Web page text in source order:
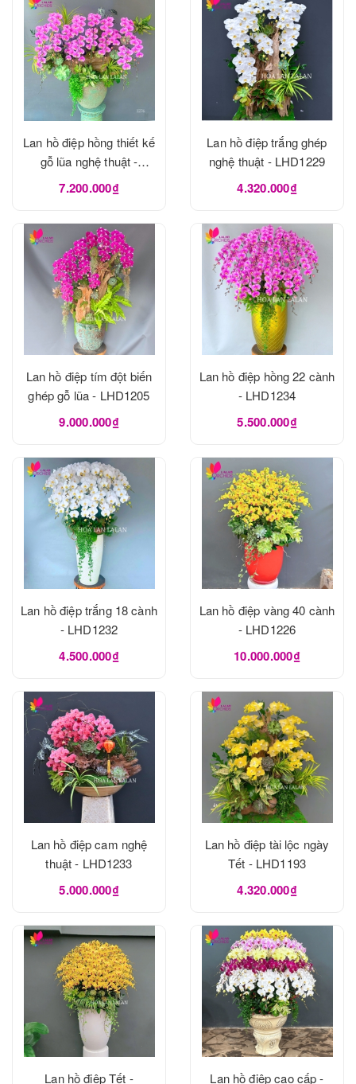
Lan hồ điệp hồng thiết kế
gỗ lũa nghệ thuật -
LHD1273
7.200.000₫
Lan hồ điệp trắng ghép
nghệ thuật - LHD1229
4.320.000₫
Lan hồ điệp tím đột biến
ghép gỗ lũa - LHD1205
9.000.000₫
Lan hồ điệp hồng 22 cành
- LHD1234
5.500.000₫
Lan hồ điệp trắng 18 cành
- LHD1232
4.500.000₫
Lan hồ điệp vàng 40 cành
- LHD1226
10.000.000₫
Lan hồ điệp cam nghệ
thuật - LHD1233
5.000.000₫
Lan hồ điệp tài lộc ngày
Tết - LHD1193
4.320.000₫
Lan hồ điệp Tết - Lan hồ điệp cao cấp -